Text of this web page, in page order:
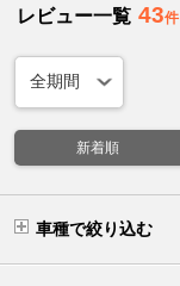
レビュー一覧 43件
新着順
車種で絞り込む